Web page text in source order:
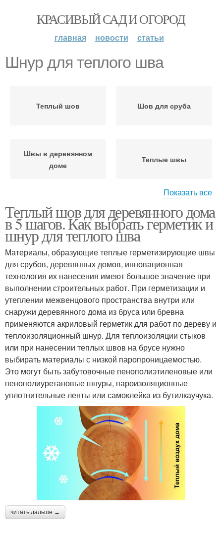
КРАСИВЫЙ САД И ОГОРОД
главная новости статьи
Шнур для теплого шва
Теплый шов Шов для сруба
Швы в деревянном
доме
Теплые швы
Шов для бани
межвенцовых швов
Шов для бруса
Показать все
Теплый шов для деревянного дома
в 5 шагов. Как выбрать герметик и
шнур для теплого шва
Материалы, образующие теплые герметизирующие швы
для срубов, деревянных домов, инновационная
технология их нанесения имеют большое значение при
выполнении строительных работ. При герметизации и
утеплении межвенцового пространства внутри или
снаружи деревянного дома из бруса или бревна
применяются акриловый герметик для работ по дереву и
теплоизоляционный шнур. Для теплоизоляции стыков
или при нанесении теплых швов на брусе нужно
выбирать материалы с низкой паропроницаемостью.
Это могут быть забутовочные пенополиэтиленовые или
пенополиуретановые шнуры, пароизоляционные
уплотнительные ленты или самоклейка из бутилкаучука.
читать дальше →